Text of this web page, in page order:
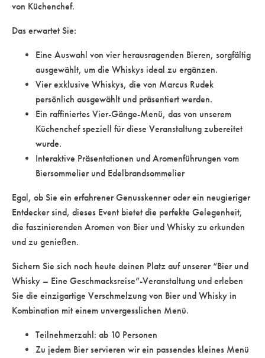
von Küchenchef.
Das erwartet Sie:
Eine Auswahl von vier herausragenden Bieren, sorgfältig
ausgewählt, um die Whiskys ideal zu ergänzen.
Vier exklusive Whiskys, die von Marcus Rudek
persönlich ausgewählt und präsentiert werden.
Ein raffiniertes Vier-Gänge-Menü, das von unserem
Küchenchef speziell für diese Veranstaltung zubereitet
wurde.
Interaktive Präsentationen und Aromenführungen vom
Biersommelier und Edelbrandsommelier
Egal, ob Sie ein erfahrener Genusskenner oder ein neugieriger
Entdecker sind, dieses Event bietet die perfekte Gelegenheit,
die faszinierenden Aromen von Bier und Whisky zu erkunden
und zu genießen.
Sichern Sie sich noch heute deinen Platz auf unserer “Bier und
Whisky – Eine Geschmacksreise”-Veranstaltung und erleben
Sie die einzigartige Verschmelzung von Bier und Whisky in
Kombination mit einem unvergesslichen Menü.
Teilnehmerzahl: ab 10 Personen
Zu jedem Bier servieren wir ein passendes kleines Menü